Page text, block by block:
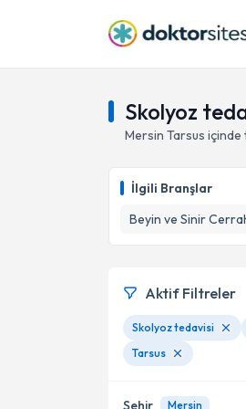
Skolyoz
Mersin Tarsus içinde
İlgili Branşlar
Beyin ve Sinir
Aktif Filtreler
Skolyoz tedavisi
Tarsus
Şehir Mersin